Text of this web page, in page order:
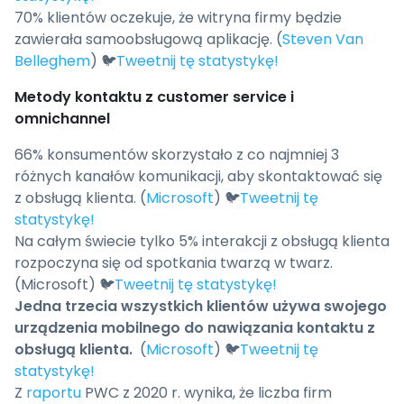
70% klientów oczekuje, że witryna firmy będzie
zawierała samoobsługową aplikację. (Steven Van
Belleghem) 🐦Tweetnij tę statystykę!
Metody kontaktu z customer service i
omnichannel
66% konsumentów skorzystało z co najmniej 3
różnych kanałów komunikacji, aby skontaktować się
z obsługą klienta. (Microsoft) 🐦Tweetnij tę
statystykę!
Na całym świecie tylko 5% interakcji z obsługą klienta
rozpoczyna się od spotkania twarzą w twarz.
(Microsoft) 🐦Tweetnij tę statystykę!
Jedna trzecia wszystkich klientów używa swojego
urządzenia mobilnego do nawiązania kontaktu z
obsługą klienta. (Microsoft) 🐦Tweetnij tę
statystykę!
Z raportu PWC z 2020 r. wynika, że liczba firm